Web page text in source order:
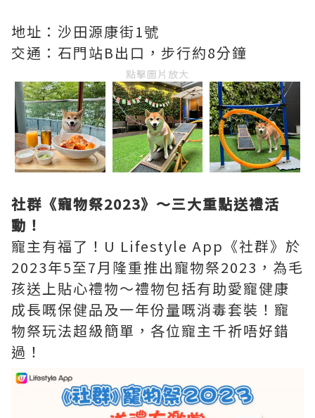
地址：沙田源康街1號
交通：石門站B出口，步行約8分鐘
點擊圖片放大
社群《寵物祭2023》～三大重點送禮活
動！
寵主有福了！U Lifestyle App《社群》於
2023年5至7月隆重推出寵物祭2023，為毛
孩送上貼心禮物～禮物包括有助愛寵健康
成長嘅保健品及一年份量嘅消毒套裝！寵
物祭玩法超級簡單，各位寵主千祈唔好錯
過！